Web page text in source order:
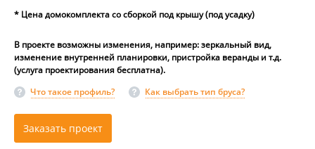
* Цена домокомплекта со сборкой под крышу (под усадку)
В проекте возможны изменения, например: зеркальный вид,
изменение внутренней планировки, пристройка веранды и т.д.
(услуга проектирования бесплатна).
Что такое профиль?
Как выбрать тип бруса?
Заказать проект